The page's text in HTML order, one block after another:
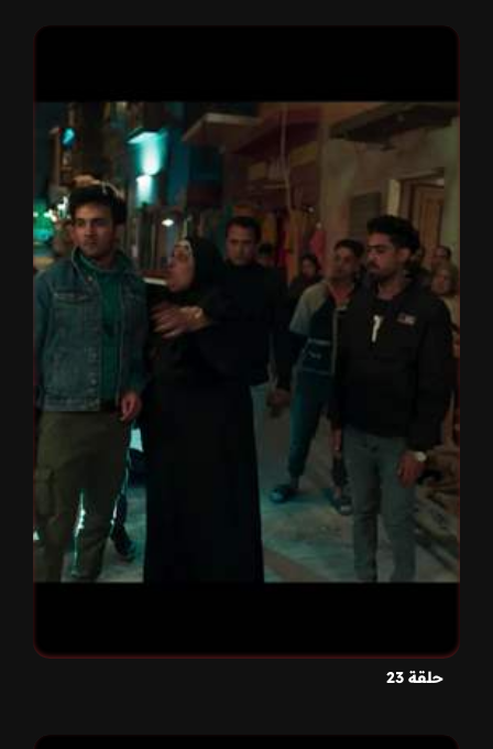
حلقة 23